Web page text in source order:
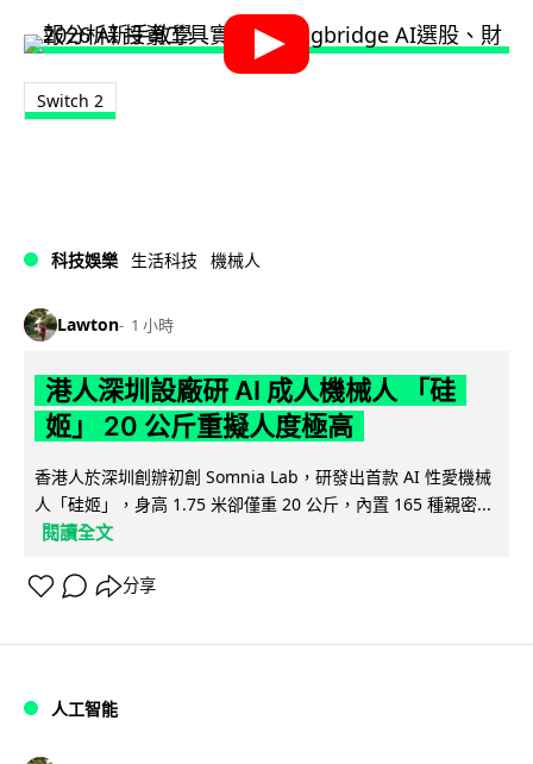
Switch 2
科技娛樂 生活科技 機械人
Lawton 1 小時
港人深圳設廠研 AI 成人機械人 「硅
姬」 20 公斤重擬人度極高
香港人於深圳創辦初創 Somnia Lab，研發出首款 AI 性愛機械
人「硅姬」，身高 1.75 米卻僅重 20 公斤，內置 165 種親密...
閱讀全文
分享
人工智能